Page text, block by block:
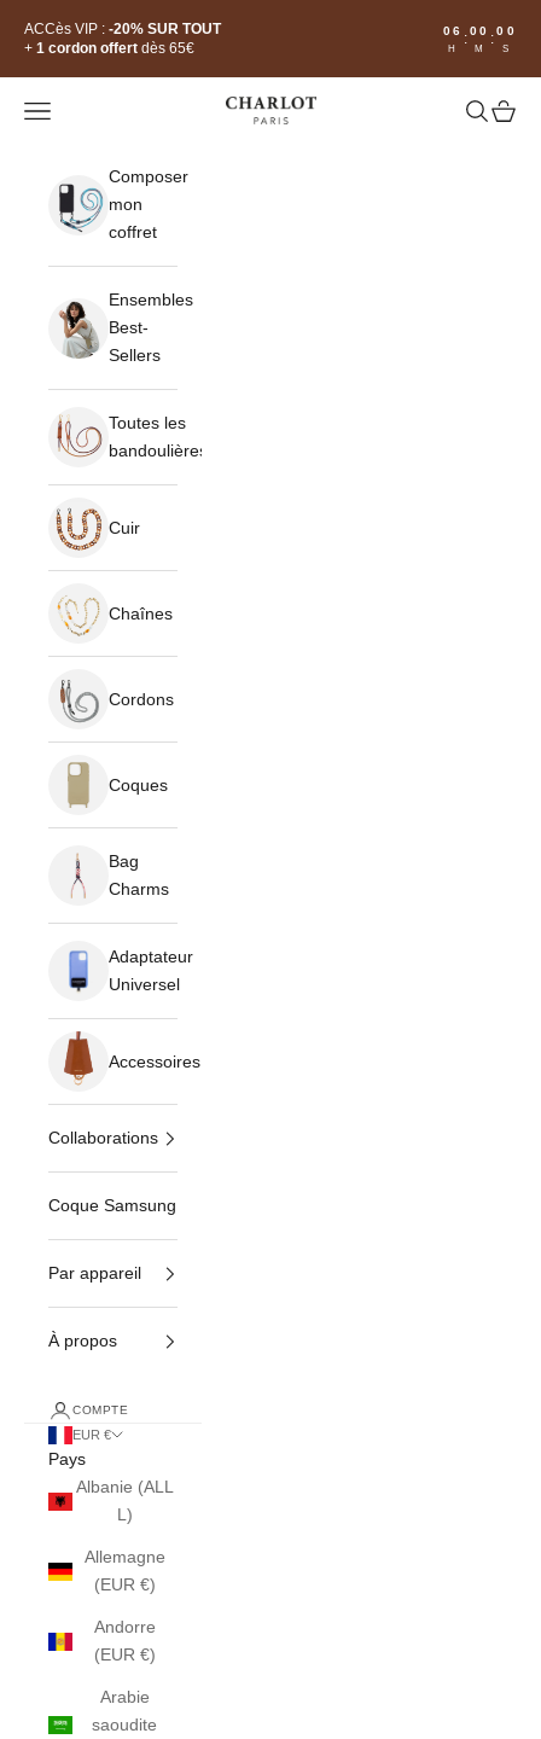
ACCès VIP : -20% SUR TOUT
+ 1 cordon offert dès 65€
06
H
:00
M
:00
S
CHARLOT · Paris
Ouvrir la navigation Ouvrir la
Voir
Composer
mon
coffret
Ensembles
Best-
Sellers
Toutes les
bandoulières
Cuir
Chaînes
Cordons
Coques
Bag
Charms
Adaptateur
Universel
Accessoires
Collaborations
Coque Samsung
Par appareil
À propos
COMPTE
EUR €
Pays
Albanie (ALL
L)
Allemagne
(EUR €)
Andorre
(EUR €)
Arabie
saoudite